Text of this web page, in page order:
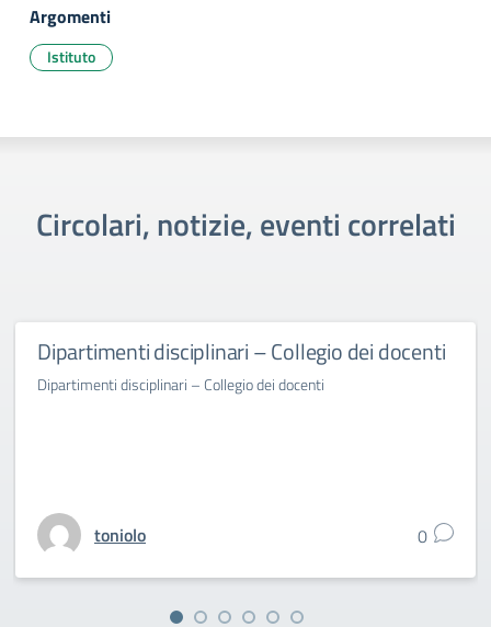
Argomenti
Istituto
Circolari, notizie, eventi correlati
Dipartimenti disciplinari – Collegio dei docenti
Dipartimenti disciplinari – Collegio dei docenti
toniolo 0